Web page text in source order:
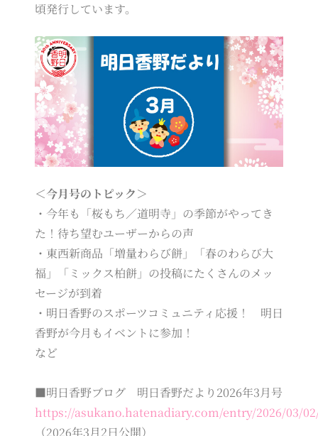
頃発行しています。
＜今月号のトピック＞
・今年も「桜もち／道明寺」の季節がやってき
た！待ち望むユーザーからの声
・東西新商品「増量わらび餅」「春のわらび大
福」「ミックス柏餅」の投稿にたくさんのメッ
セージが到着
・明日香野のスポーツコミュニティ応援！ 明日
香野が今月もイベントに参加！
など
■明日香野ブログ 明日香野だより2026年3月号
https://asukano.hatenadiary.com/entry/2026/03/
（2026年3月2日公開）